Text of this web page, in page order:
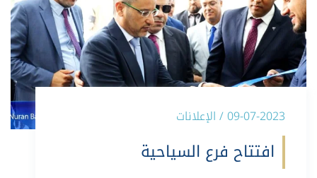
09-07-2023 / الإعلانات
افتتاح فرع السياحية